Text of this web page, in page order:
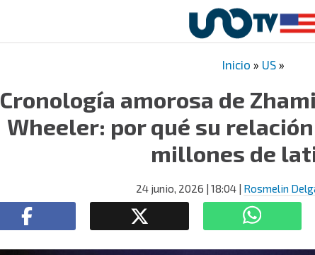
Inicio » US »
Cronología amorosa de
Wheeler: por qué su
millones de
24 junio, 2026 | 18:04 | Rosmelin